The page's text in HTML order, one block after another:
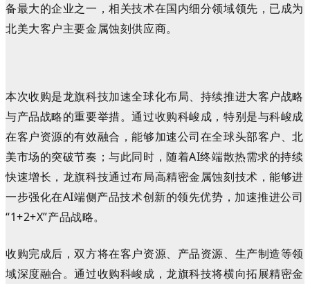
备最大的企业之一，相关技术在国内细分领域领先，已成为
北美大客户主要金属蚀刻供应商。
本次收购是龙旗科技加速全球化布局、持续推进大客户战略
与产品战略的重要举措。通过收购科峻成，特别是与科峻成
在客户资源的有效融合，能够加速公司在全球头部客户、北
美市场的突破节奏；与此同时，随着AI终端散热需求的持续
快速增长，龙旗科技通过布局高精密金属蚀刻技术，能够进
一步强化在AI端侧产品技术创新的领先优势，加速推进公司
“1+2+X”产品战略。
收购完成后，双方将在客户资源、产品资源、生产制造等领
域深度融合。通过收购科峻成，龙旗科技将横向拓展精密金